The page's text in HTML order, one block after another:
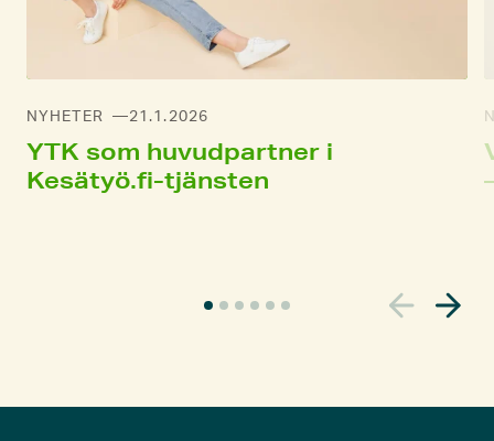
NYHETER 21.1.2026
YTK som huvudpartner i
Kesätyö.fi-tjänsten